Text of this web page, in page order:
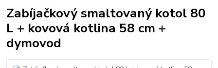
Zabíjačkový smaltovaný kotol 80
L + kovová kotlina 58 cm +
dymovod